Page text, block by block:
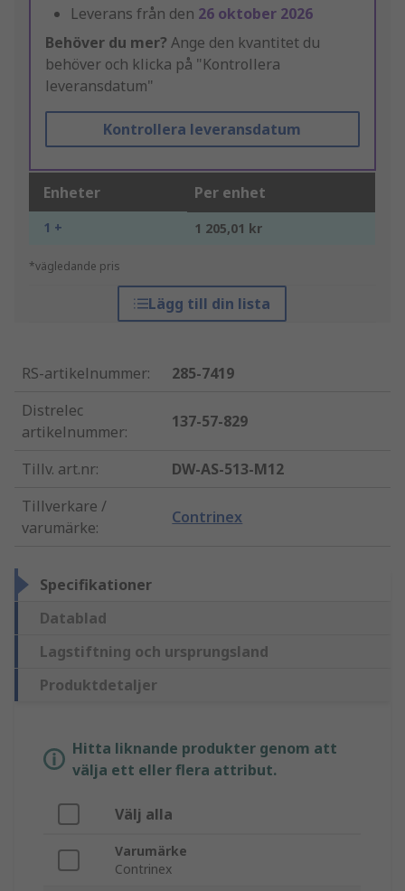
Leverans från den 26 oktober 2026
Behöver du mer? Ange den kvantitet du
behöver och klicka på "Kontrollera
leveransdatum"
Kontrollera leveransdatum
Enheter Per enhet
1 + 1 205,01 kr
*vägledande pris
Lägg till din lista
RS-artikelnummer:
285-7419
Distrelec
artikelnummer:
137-57-829
Tillv. art.nr:
DW-AS-513-M12
Tillverkare /
varumärke:
Contrinex
Specifikationer
Datablad
Lagstiftning och ursprungsland
Produktdetaljer
Hitta liknande produkter genom att
välja ett eller flera attribut.
Välj alla
Varumärke
Contrinex